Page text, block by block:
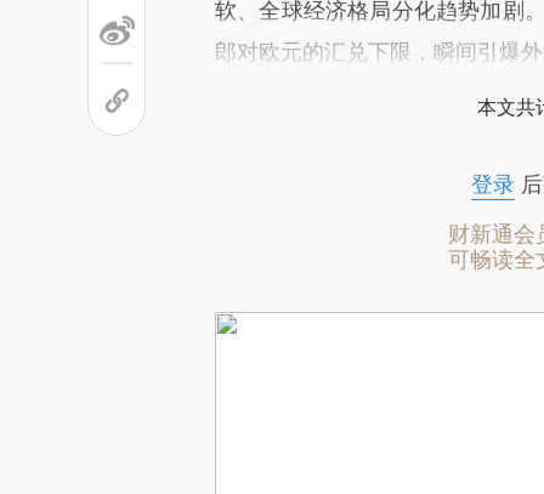
软、全球经济格局分化趋势加剧
郎对欧元的汇兑下限，瞬间引爆
本文共
登录后
财新通会
可畅读全